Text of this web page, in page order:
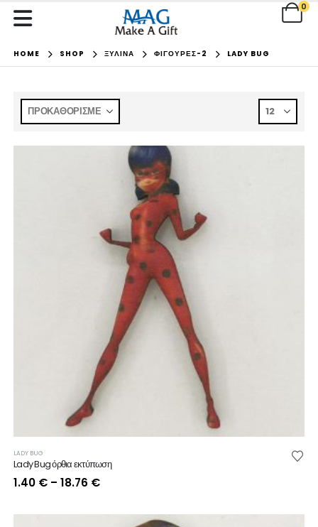
0
HOME SHOP ΞΥΛΙΝΑ ΦΙΓΟΥΡΕΣ-2 LADY BUG
LADY BUG
Lady Bug όρθια εκτύπωση
1.40 € – 18.76 €Price
through